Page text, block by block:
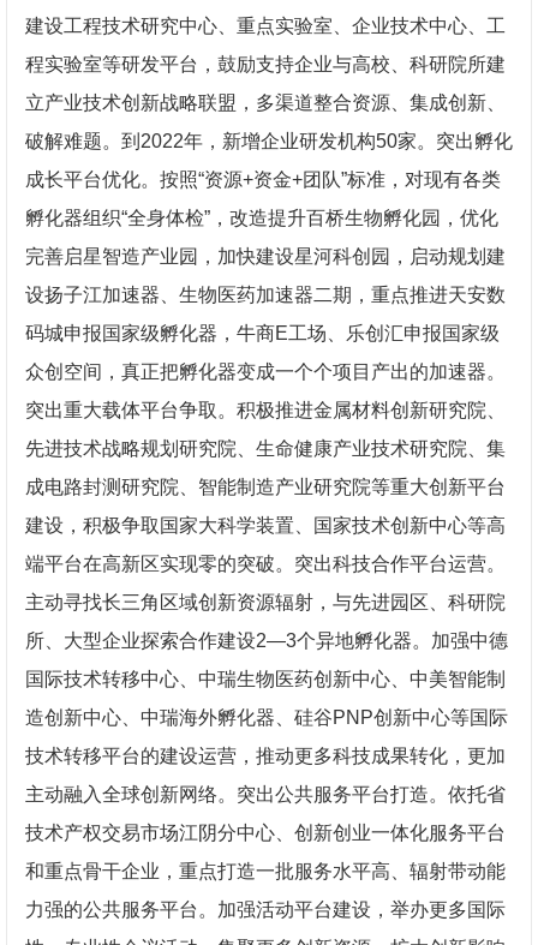
建设工程技术研究中心、重点实验室、企业技术中心、工
程实验室等研发平台，鼓励支持企业与高校、科研院所建
立产业技术创新战略联盟，多渠道整合资源、集成创新、
破解难题。到2022年，新增企业研发机构50家。突出孵化
成长平台优化。按照“资源+资金+团队”标准，对现有各类
孵化器组织“全身体检”，改造提升百桥生物孵化园，优化
完善启星智造产业园，加快建设星河科创园，启动规划建
设扬子江加速器、生物医药加速器二期，重点推进天安数
码城申报国家级孵化器，牛商E工场、乐创汇申报国家级
众创空间，真正把孵化器变成一个个项目产出的加速器。
突出重大载体平台争取。积极推进金属材料创新研究院、
先进技术战略规划研究院、生命健康产业技术研究院、集
成电路封测研究院、智能制造产业研究院等重大创新平台
建设，积极争取国家大科学装置、国家技术创新中心等高
端平台在高新区实现零的突破。突出科技合作平台运营。
主动寻找长三角区域创新资源辐射，与先进园区、科研院
所、大型企业探索合作建设2—3个异地孵化器。加强中德
国际技术转移中心、中瑞生物医药创新中心、中美智能制
造创新中心、中瑞海外孵化器、硅谷PNP创新中心等国际
技术转移平台的建设运营，推动更多科技成果转化，更加
主动融入全球创新网络。突出公共服务平台打造。依托省
技术产权交易市场江阴分中心、创新创业一体化服务平台
和重点骨干企业，重点打造一批服务水平高、辐射带动能
力强的公共服务平台。加强活动平台建设，举办更多国际